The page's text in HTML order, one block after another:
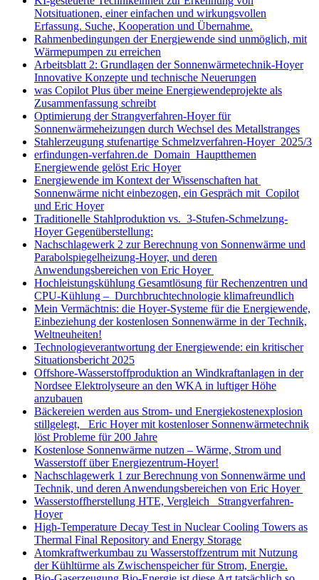
Notsituationen, einer einfachen und wirkungsvollen
Erfassung. Suche, Kooperation und Übernahme.
Rahmenbedingungen der Energiewende sind unmöglich, mit
Wärmepumpen zu erreichen
Arbeitsblatt 2: Grundlagen der Sonnenwärmetechnik-Hoyer
Innovative Konzepte und technische Neuerungen
was Copilot Plus über meine Energiewendeprojekte als
Zusammenfassung schreibt
Optimierung der Strangverfahren-Hoyer für
Sonnenwärmeheizungen durch Wechsel des Metallstranges
Stahlerzeugung stufenartige Schmelzverfahren-Hoyer 2025/3
erfindungen-verfahren.de Domain Hauptthemen
Energiewende gelöst Eric Hoyer
Energiewende im Kontext der Wissenschaften hat
Sonnenwärme nicht einbezogen, ein Gespräch mit Copilot
und Eric Hoyer
Traditionelle Stahlproduktion vs. 3-Stufen-Schmelzung-
Hoyer Gegenüberstellung:
Nachschlagewerk 2 zur Berechnung von Sonnenwärme und
Parabolspiegelheizung-Hoyer, und deren
Anwendungsbereichen von Eric Hoyer
Hochleistungskühlung Gesamtlösung für Rechenzentren und
CPU-Kühlung – Durchbruchtechnologie klimafreundlich
Mein Vermächtnis: die Hoyer-Systeme für die Energiewende,
Einbeziehung der kostenlosen Sonnenwärme in der Technik,
Weltneuheiten!
Technologieverantwortung der Energiewende: ein kritischer
Situationsbericht 2025
Offshore-Wasserstoffproduktion an Windkraftanlagen in der
Nordsee Elektrolyseure an den WKA in luftiger Höhe
anzubauen
Bäckereien werden aus Strom- und Energiekostenexplosion
stillgelegt, Eric Hoyer mit kostenloser Sonnenwärmetechnik
löst Probleme für 200 Jahre
Kostenlose Sonnenwärme nutzen – Wärme, Strom und
Wasserstoff über Energiezentrum-Hoyer!
Nachschlagewerk 1 zur Berechnung von Sonnenwärme und
Technik, und deren Anwendungsbereichen von Eric Hoyer
Wasserstoffherstellung HTE, Vergleich Strangverfahren-
Hoyer
High-Temperature Decay Test in Nuclear Cooling Towers as
Thermal Final Repository and Energy Storage
Atomkraftwerkumbau zu Wasserstoffzentrum mit Nutzung
der Kühltürme als Zwischenspeicher für Strom, Energie.